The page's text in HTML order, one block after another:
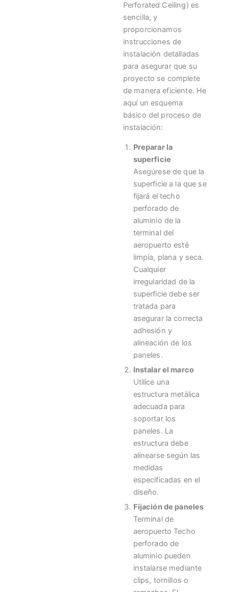
Perforated Ceiling) es
sencilla, y
proporcionamos
instrucciones de
instalación detalladas
para asegurar que su
proyecto se complete
de manera eficiente. He
aquí un esquema
básico del proceso de
instalación:
Preparar la
superficie
Asegúrese de que la
superficie a la que se
fijará el techo
perforado de
aluminio de la
terminal del
aeropuerto esté
limpia, plana y seca.
Cualquier
irregularidad de la
superficie debe ser
tratada para
asegurar la correcta
adhesión y
alineación de los
paneles.
Instalar el marco
Utilice una
estructura metálica
adecuada para
soportar los
paneles. La
estructura debe
alinearse según las
medidas
especificadas en el
diseño.
Fijación de paneles
Terminal de
aeropuerto Techo
perforado de
aluminio pueden
instalarse mediante
clips, tornillos o